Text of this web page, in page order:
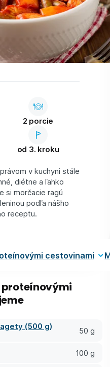
2 porcie
od 3. kroku
v kuchyni stále
diétne a ľahko
si morčacie ragú
podľa nášho
receptu.
cestovinami
proteínovými
(500 g) 50 g
100 g